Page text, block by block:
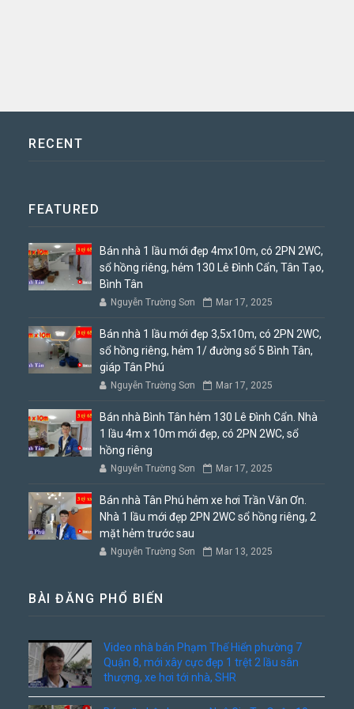
RECENT
FEATURED
Bán nhà 1 lầu mới đẹp 4mx10m, có 2PN 2WC,
sổ hồng riêng, hẻm 130 Lê Đình Cẩn, Tân Tạo,
Bình Tân
Nguyễn Trường Sơn Mar 17, 2025
Bán nhà 1 lầu mới đẹp 3,5x10m, có 2PN 2WC,
sổ hồng riêng, hẻm 1/ đường số 5 Bình Tân,
giáp Tân Phú
Nguyễn Trường Sơn Mar 17, 2025
Bán nhà Bình Tân hẻm 130 Lê Đình Cẩn. Nhà
1 lầu 4m x 10m mới đẹp, có 2PN 2WC, sổ
hồng riêng
Nguyễn Trường Sơn Mar 17, 2025
Bán nhà Tân Phú hẻm xe hơi Trần Văn Ơn.
Nhà 1 lầu mới đẹp 2PN 2WC sổ hồng riêng, 2
mặt hẻm trước sau
Nguyễn Trường Sơn Mar 13, 2025
BÀI ĐĂNG PHỔ BIẾN
Video nhà bán Phạm Thế Hiển phường 7
Quận 8, mới xây cực đẹp 1 trệt 2 lầu sân
thượng, xe hơi tới nhà, SHR